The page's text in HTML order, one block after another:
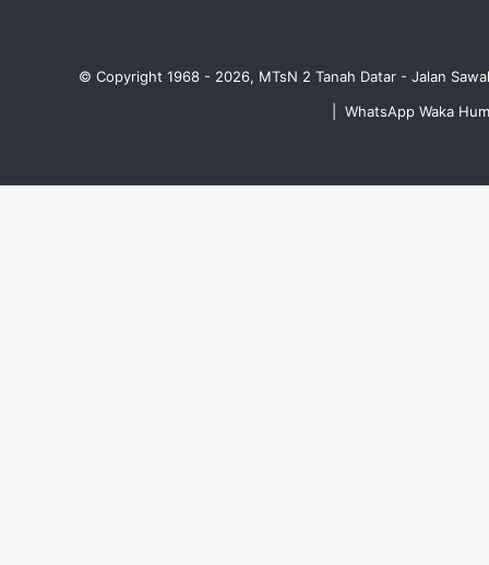
© Copyright 1968 - 2026, MTsN 2 Tanah Datar - Jalan
WhatsApp Waka